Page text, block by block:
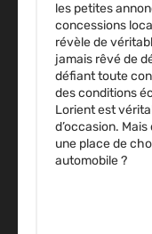
les petites
concessions
révèle de
jamais rêvé de
défiant toute
des conditions
Lorient est
d’occasion.
une place de
automobile ?